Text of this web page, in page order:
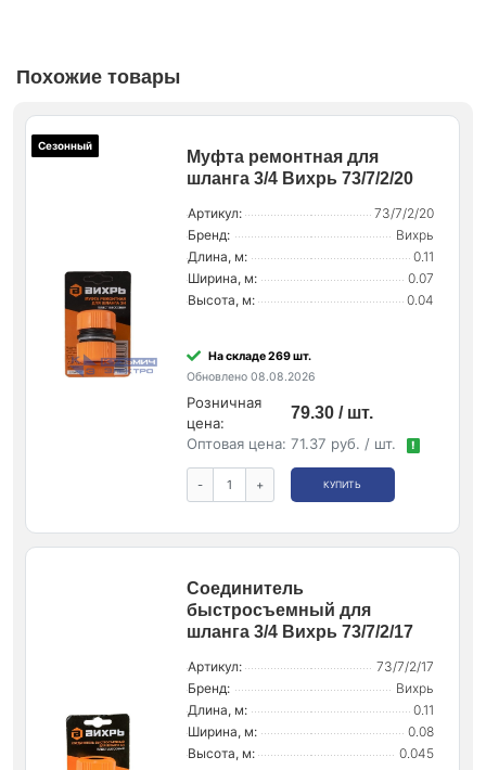
Похожие товары
Сезонный
Муфта ремонтная для
шланга 3/4 Вихрь 73/7/2/20
Артикул:
73/7/2/20
Бренд:
Вихрь
Длина, м:
0.11
Ширина, м:
0.07
Высота, м:
0.04
На складе 269 шт.
Обновлено 08.08.2026
Розничная
цена:
79.30 / шт.
Оптовая цена: 71.37 руб. / шт. !
- + КУПИТЬ
Соединитель
быстросъемный для
шланга 3/4 Вихрь 73/7/2/17
Артикул:
73/7/2/17
Бренд:
Вихрь
Длина, м:
0.11
Ширина, м:
0.08
Высота, м:
0.045